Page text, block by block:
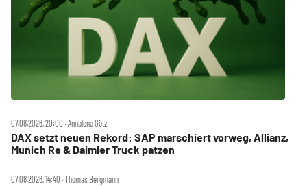
07.08.2026, 20:00 ‧ Annalena Götz
DAX setzt neuen Rekord: SAP marschiert vorweg, Allianz,
Munich Re & Daimler Truck patzen
07.08.2026, 14:40 ‧ Thomas Bergmann